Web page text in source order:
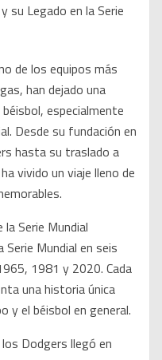
de los equipos más
han dejado una
especialmente
Desde su fundación en
hasta su traslado a
vivido un viaje lleno de
Serie Mundial
Mundial en seis
1981 y 2020. Cada
una historia única
y el béisbol en general.
Dodgers llegó en